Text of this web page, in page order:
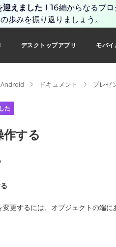
えました！ 16編からなるブロ
歩みを振り返りましょう。
デスクトップアプリ モバイ
Android ドキュメント プレゼ
た
する
変更するには、オブジェクトの端